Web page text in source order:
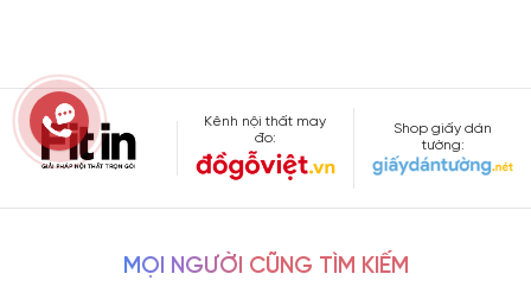
Kênh nội thất may
đo:
Shop giấy dán
tường:
MỌI NGƯỜI CŨNG TÌM KIẾM